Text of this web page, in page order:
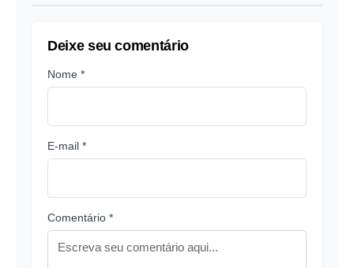
Deixe seu comentário
Nome *
E-mail *
Comentário *